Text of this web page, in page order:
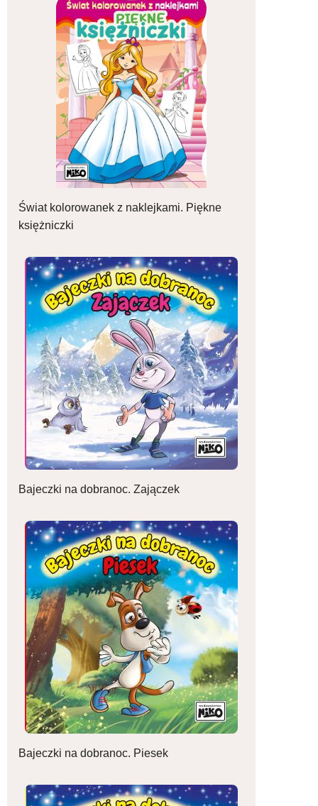
Świat kolorowanek z naklejkami. Piękne
księżniczki
Bajeczki na dobranoc. Zajączek
Bajeczki na dobranoc. Piesek